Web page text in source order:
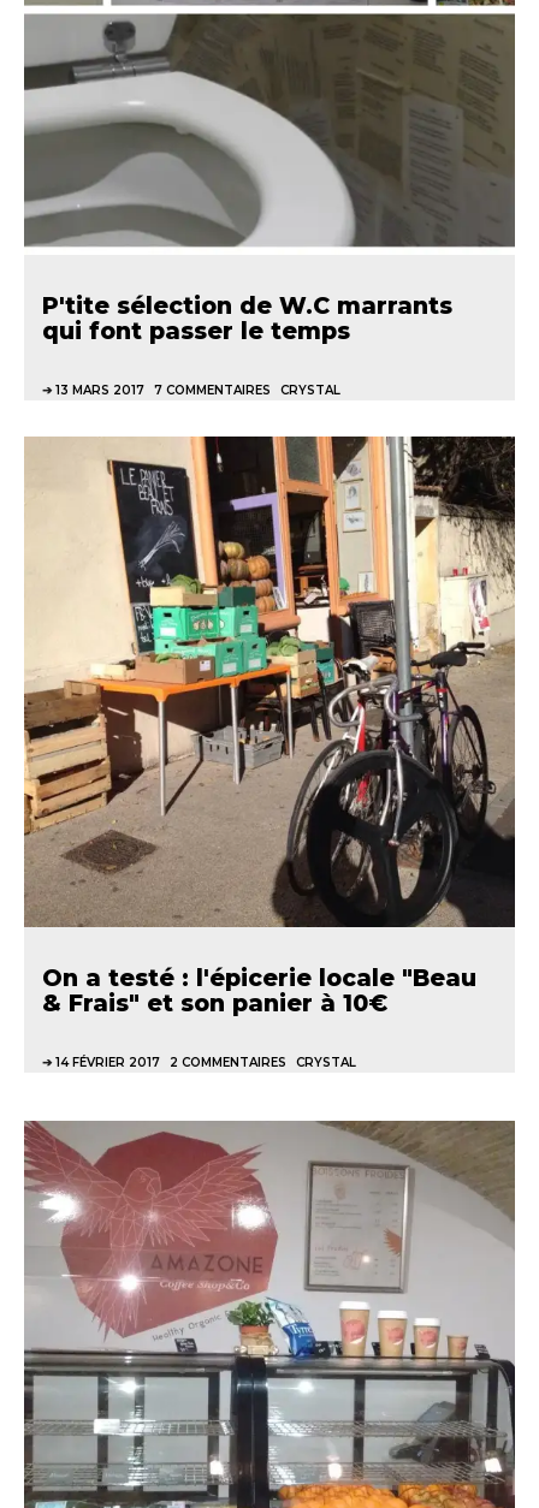
P'tite sélection de W.C marrants
qui font passer le temps
13 MARS 2017 7 COMMENTAIRES CRYSTAL
On a testé : l'épicerie locale "Beau
& Frais" et son panier à 10€
14 FÉVRIER 2017 2 COMMENTAIRES CRYSTAL